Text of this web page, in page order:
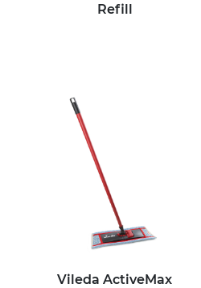
Refill
Vileda ActiveMax